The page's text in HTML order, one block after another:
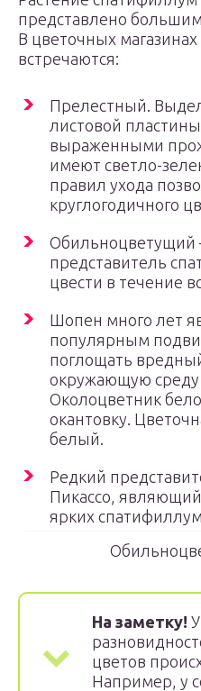
представлено
В цветочных
встречаются:
Прелестный.
листовой
выраженными
имеют светло-
правил ухода
круглогодичного
Обильноцветущий
представитель
цвести в течение
Шопен много лет
популярным
поглощать
окружающую среду
Околоцветник
окантовку.
белый.
Редкий
Пикассо,
ярких
На заметку!
цветов
Например, у